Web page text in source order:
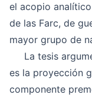
el acopio
de las Farc, de
mayor grupo de
La tesis
es la proyección
componente